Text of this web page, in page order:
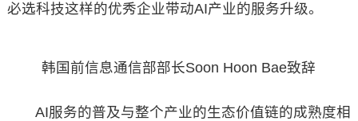
必选科技这样的优秀企业带动AI产业的服务升级。
韩国前信息通信部部长Soon Hoon Bae致辞
AI服务的普及与整个产业的生态价值链的成熟度相